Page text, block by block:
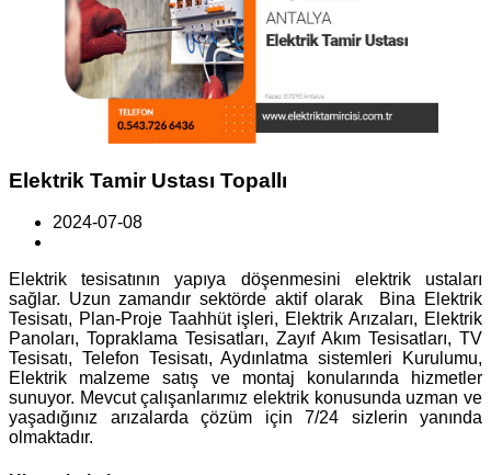
Elektrik Tamir Ustası Topallı
2024-07-08
Elektrik tesisatının yapıya döşenmesini elektrik ustaları
sağlar. Uzun zamandır sektörde aktif olarak Bina Elektrik
Tesisatı, Plan-Proje Taahhüt işleri, Elektrik Arızaları, Elektrik
Panoları, Topraklama Tesisatları, Zayıf Akım Tesisatları, TV
Tesisatı, Telefon Tesisatı, Aydınlatma sistemleri Kurulumu,
Elektrik malzeme satış ve montaj konularında hizmetler
sunuyor. Mevcut çalışanlarımız elektrik konusunda uzman ve
yaşadığınız arızalarda çözüm için 7/24 sizlerin yanında
olmaktadır.